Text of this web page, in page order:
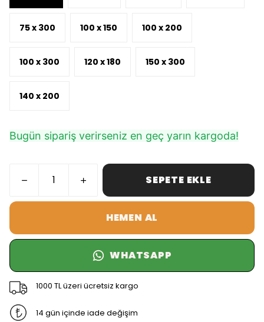
75 x 300 100 x 150 100 x 200
100 x 300 120 x 180 150 x 300
140 x 200
Bugün sipariş verirseniz en geç yarın kargoda!
SEPETE EKLE
HEMEN AL
WHATSAPP
1000 TL üzeri ücretsiz kargo
14 gün içinde iade değişim